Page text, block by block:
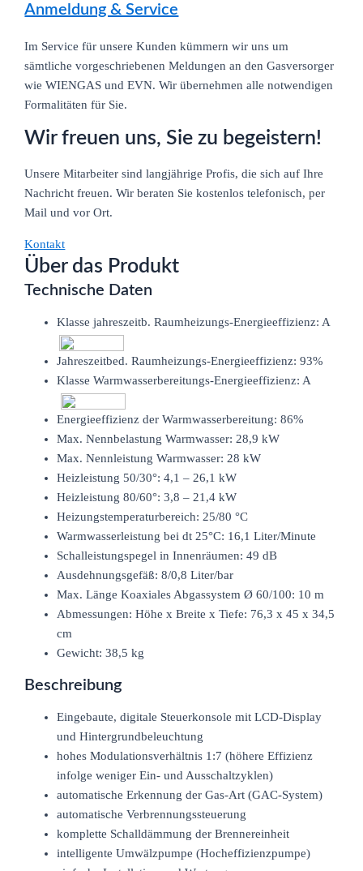
Anmeldung & Service
Im Service für unsere Kunden kümmern wir uns um
sämtliche vorgeschriebenen Meldungen an den Gasversorger
wie WIENGAS und EVN. Wir übernehmen alle notwendigen
Formalitäten für Sie.
Wir freuen uns, Sie zu begeistern!
Unsere Mitarbeiter sind langjährige Profis, die sich auf Ihre
Nachricht freuen. Wir beraten Sie kostenlos telefonisch, per
Mail und vor Ort.
Kontakt
Über das Produkt
Technische Daten
Klasse jahreszeitb. Raumheizungs-Energieeffizienz: A
Jahreszeitbed. Raumheizungs-Energieeffizienz: 93%
Klasse Warmwasserbereitungs-Energieeffizienz: A
Energieeffizienz der Warmwasserbereitung: 86%
Max. Nennbelastung Warmwasser: 28,9 kW
Max. Nennleistung Warmwasser: 28 kW
Heizleistung 50/30°: 4,1 – 26,1 kW
Heizleistung 80/60°: 3,8 – 21,4 kW
Heizungstemperaturbereich: 25/80 °C
Warmwasserleistung bei dt 25°C: 16,1 Liter/Minute
Schalleistungspegel in Innenräumen: 49 dB
Ausdehnungsgefäß: 8/0,8 Liter/bar
Max. Länge Koaxiales Abgassystem Ø 60/100: 10 m
Abmessungen: Höhe x Breite x Tiefe: 76,3 x 45 x 34,5
cm
Gewicht: 38,5 kg
Beschreibung
Eingebaute, digitale Steuerkonsole mit LCD-Display
und Hintergrundbeleuchtung
hohes Modulationsverhältnis 1:7 (höhere Effizienz
infolge weniger Ein- und Ausschaltzyklen)
automatische Erkennung der Gas-Art (GAC-System)
automatische Verbrennungssteuerung
komplette Schalldämmung der Brennereinheit
intelligente Umwälzpumpe (Hocheffizienzpumpe)